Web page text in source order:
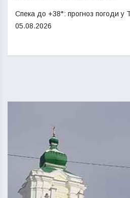
Спека до +38°: прогноз погоди у
05.08.2026